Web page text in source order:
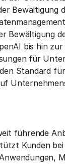
Bewältigung
Bewältigung
bis hin
für
Standard
führende
Kunden